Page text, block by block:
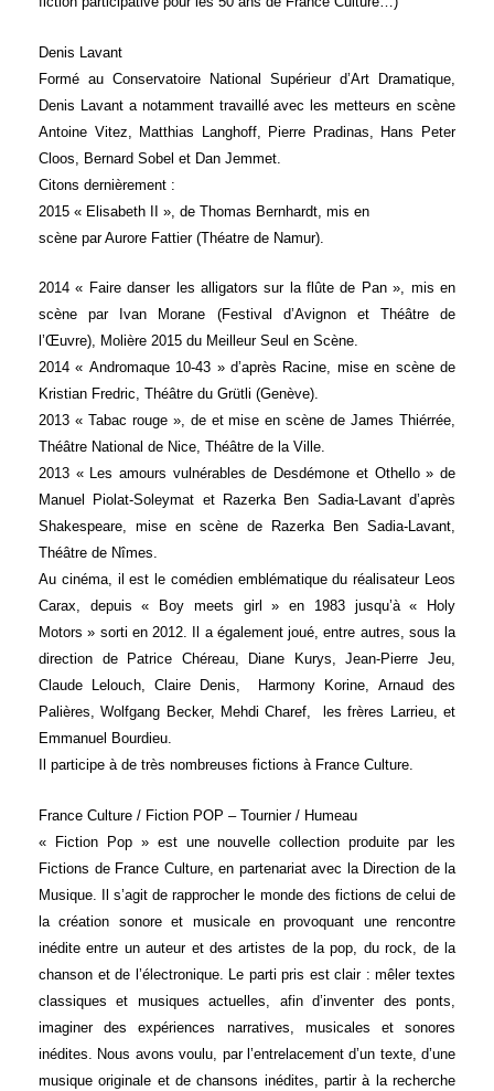
Denis Lavant
Formé au Conservatoire National Supérieur d’Art Dramatique,
Denis Lavant a notamment travaillé avec les metteurs en scène
Antoine Vitez, Matthias Langhoff, Pierre Pradinas, Hans Peter
Cloos, Bernard Sobel et Dan Jemmet.
Citons dernièrement :
2015 « Elisabeth II », de Thomas Bernhardt, mis en
scène par Aurore Fattier (Théatre de Namur).
2014 « Faire danser les alligators sur la flûte de Pan », mis en
scène par Ivan Morane (Festival d’Avignon et Théâtre de
l’Œuvre), Molière 2015 du Meilleur Seul en Scène.
2014 « Andromaque 10-43 » d’après Racine, mise en scène de
Kristian Fredric, Théâtre du Grütli (Genève).
2013 « Tabac rouge », de et mise en scène de James Thiérrée,
Théâtre National de Nice, Théâtre de la Ville.
2013 « Les amours vulnérables de Desdémone et Othello » de
Manuel Piolat-Soleymat et Razerka Ben Sadia-Lavant d’après
Shakespeare, mise en scène de Razerka Ben Sadia-Lavant,
Théâtre de Nîmes.
Au cinéma, il est le comédien emblématique du réalisateur Leos
Carax, depuis « Boy meets girl » en 1983 jusqu’à « Holy
Motors » sorti en 2012. Il a également joué, entre autres, sous la
direction de Patrice Chéreau, Diane Kurys, Jean-Pierre Jeu,
Claude Lelouch, Claire Denis, Harmony Korine, Arnaud des
Palières, Wolfgang Becker, Mehdi Charef, les frères Larrieu, et
Emmanuel Bourdieu.
Il participe à de très nombreuses fictions à France Culture.
France Culture / Fiction POP – Tournier / Humeau
« Fiction Pop » est une nouvelle collection produite par les
Fictions de France Culture, en partenariat avec la Direction de la
Musique. Il s’agit de rapprocher le monde des fictions de celui de
la création sonore et musicale en provoquant une rencontre
inédite entre un auteur et des artistes de la pop, du rock, de la
chanson et de l’électronique. Le parti pris est clair : mêler textes
classiques et musiques actuelles, afin d’inventer des ponts,
imaginer des expériences narratives, musicales et sonores
inédites. Nous avons voulu, par l’entrelacement d’un texte, d’une
musique originale et de chansons inédites, partir à la recherche